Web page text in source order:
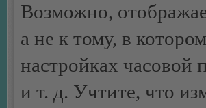
Возможно,
а не к тому, в
настройках часовой
и т. д. Учтите, что